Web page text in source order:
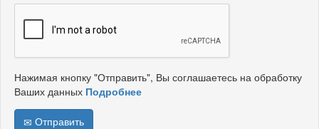
Нажимая кнопку "Отправить", Вы соглашаетесь на обработку
Ваших данных Подробнее
Отправить